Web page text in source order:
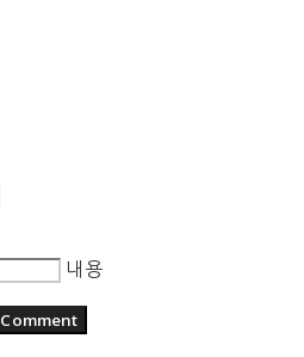
내용
Comment